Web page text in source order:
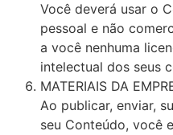
Você deverá usar o
pessoal e não
a você nenhuma
intelectual dos seus
MATERIAIS DA
Ao publicar, enviar,
seu Conteúdo, você